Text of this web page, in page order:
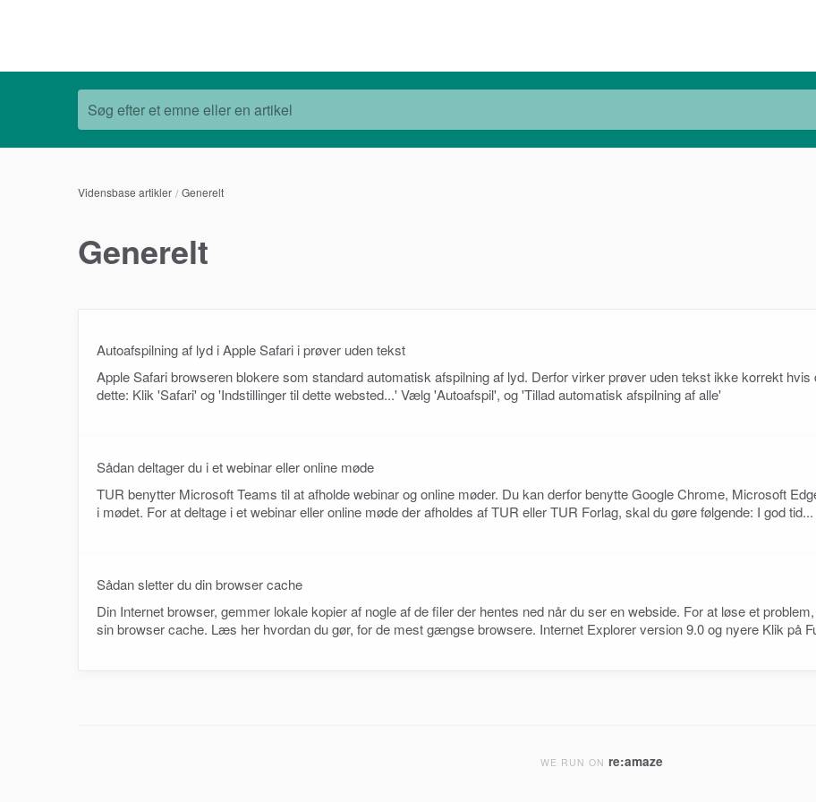
Søg efter et emne eller en artikel
Vidensbase artikler Generelt
Generelt
Autoafspilning af lyd i Apple Safari i prøver uden tekst
Apple Safari browseren blokere som standard automatisk afspilning af lyd. Derfor virker prøver uden tekst ikke korrekt
dette: Klik 'Safari' og 'Indstillinger til dette websted...' Vælg 'Autoafspil', og 'Tillad automatisk afspilning af alle'
Sådan deltager du i et webinar eller online møde
TUR benytter Microsoft Teams til at afholde webinar og online møder. Du kan derfor benytte Google Chrome, Microsoft
i mødet. For at deltage i et webinar eller online møde der afholdes af TUR eller TUR Forlag, skal du gøre følgende: I god tid...
Sådan sletter du din browser cache
Din Internet browser, gemmer lokale kopier af nogle af de filer der hentes ned når du ser en webside. For at løse et
sin browser cache. Læs her hvordan du gør, for de mest gængse browsere. Internet Explorer version 9.0 og nyere Klik på
WE RUN ON re:amaze